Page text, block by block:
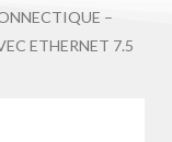
–
ETHERNET 7.5